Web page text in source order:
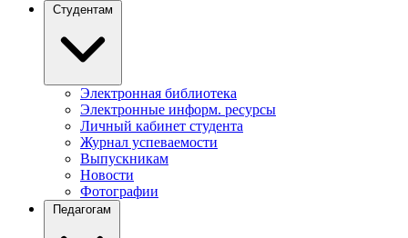
Студентам
Электронная библиотека
Электронные информ. ресурсы
Личный кабинет студента
Журнал успеваемости
Выпускникам
Новости
Фотографии
Педагогам